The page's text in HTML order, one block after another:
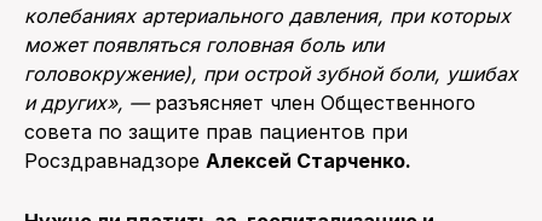
колебаниях артериального давления, при которых
может появляться головная боль или
головокружение), при острой зубной боли, ушибах
идругих», — разъясняет член Общественного
совета по защите прав пациентов при
Росздравнадзоре Алексей Старченко.